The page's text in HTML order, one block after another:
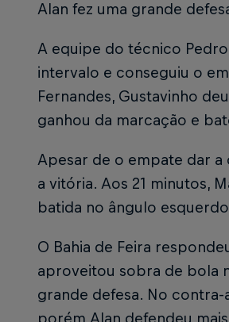
Alan fez uma grande
A equipe do técnico
intervalo e conseguiu o
Fernandes, Gustavinho
ganhou da marcação e
Apesar de o empate dar a
a vitória. Aos 21 minutos,
batida no ângulo
O Bahia de Feira
aproveitou sobra de bola
grande defesa. No contra-
porém Alan defendeu